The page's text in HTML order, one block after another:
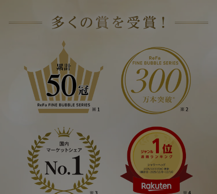
【ご注意】2022年4月14日以前にサ
ービスに加入された方
2022年4月14日以前に延長保証サービスに加入され
た方につきましては、保証範囲が自然故障のみとな
り、物損故障は保証対象外となります。ご自身の保
証内容をご確認いただく場合は、商品発送時に同梱
させていただいております「延長保証書」をご確認
ください。